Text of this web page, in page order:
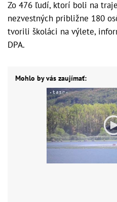
Zo 476 ľudí, ktorí boli na
nezvestných približne 180
tvorili školáci na výlete,
DPA.
Mohlo by vás zaujímať: